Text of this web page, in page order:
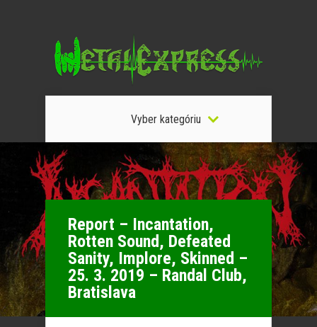
Vyber kategóriu
Report – Incantation,
Rotten Sound, Defeated
Sanity, Implore, Skinned –
25. 3. 2019 – Randal Club,
Bratislava